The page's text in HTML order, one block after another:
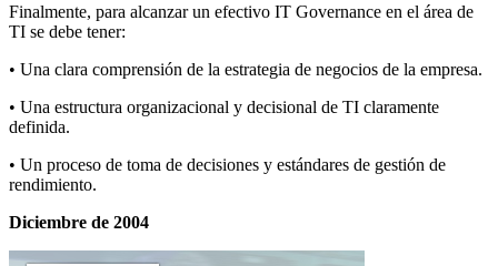
Finalmente, para alcanzar un efectivo IT Governance en el área de
TI se debe tener:
• Una clara comprensión de la estrategia de negocios de la empresa.
• Una estructura organizacional y decisional de TI claramente
definida.
• Un proceso de toma de decisiones y estándares de gestión de
rendimiento.
Diciembre de 2004